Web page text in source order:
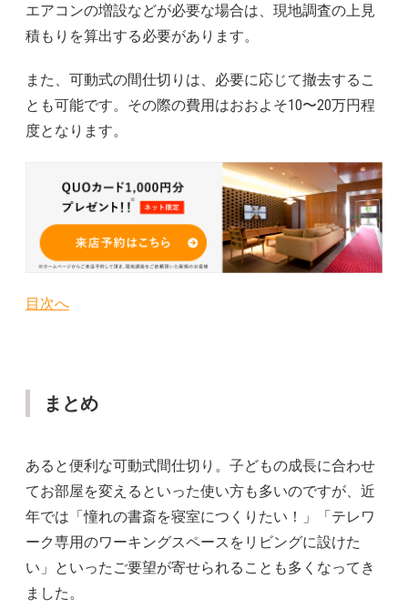
エアコンの増設などが必要な場合は、現地調査の上見
積もりを算出する必要があります。
また、可動式の間仕切りは、必要に応じて撤去するこ
とも可能です。その際の費用はおおよそ10〜20万円程
度となります。
目次へ
まとめ
あると便利な可動式間仕切り。子どもの成長に合わせ
てお部屋を変えるといった使い方も多いのですが、近
年では「憧れの書斎を寝室につくりたい！」「テレワ
ーク専用のワーキングスペースをリビングに設けた
い」といったご要望が寄せられることも多くなってき
ました。